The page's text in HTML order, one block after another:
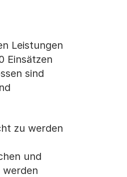
Leistungen
Einsätzen
sind
zu werden
und